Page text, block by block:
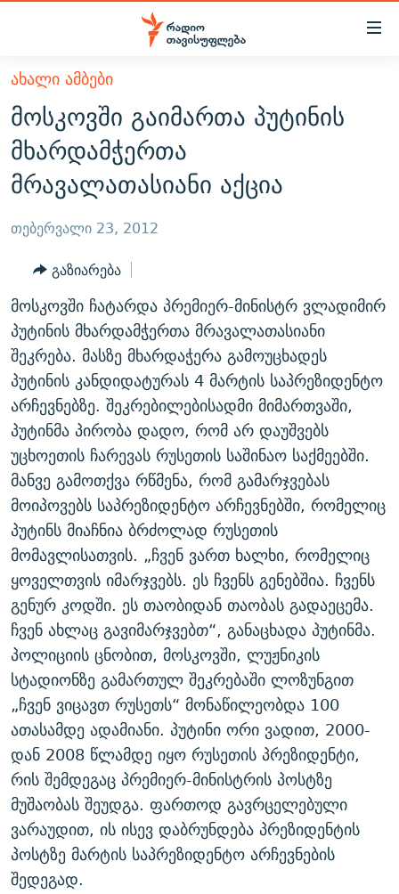
Accessibility
მთავარ
შინაარსზე
დაბრუნება
მთავარ
ნავიგაციაზე
დაბრუნება
ძიებაზე
ᲐᲮᲐᲚᲘ ᲐᲛᲑᲔᲑᲘ
ᲗᲔᲛᲔᲑᲘ
ᲞᲝᲚᲘᲢᲘᲙᲐ
ᲔᲙᲝᲜᲝᲛᲘᲙᲐ
ᲡᲐᲖᲝᲒᲐᲓᲝᲔᲑᲐ
ᲕᲘᲓᲔᲝ
ᲑᲚᲝᲒᲔᲑᲘ
ᲞᲝᲓᲙᲐᲡᲢᲔᲑᲘ
60 ᲓᲔᲪᲘᲑᲔᲚᲘ
ᲒᲐᲜᲙᲘᲗᲮᲕᲘᲡ ᲓᲦᲔ
ᲓᲘᲚᲘᲡ ᲡᲐᲣᲑᲠᲔᲑᲘ
ᲛᲝᲚᲐᲞᲐᲠᲐᲙᲔ ᲢᲔᲥᲡᲢᲔᲑᲘ
ᲨᲘᲜ - ᲣᲪᲮᲝᲔᲗᲨᲘ
ᲚᲘᲢᲔᲠᲐᲢᲣᲠᲣᲚᲘ ᲬᲐᲮᲜᲐᲒᲔᲑᲘ
ᲐᲛᲔᲠᲘᲙᲣᲚᲘ ᲛᲝᲗᲮᲠᲝᲑᲐ
ᲘᲛᲞᲔᲠᲘᲐ ᲓᲐ ᲠᲐᲓᲘᲝ
ᲤᲔᲜᲝᲕᲐᲜᲘ - 2.10
ᲗᲥᲕᲔᲜᲘ ᲞᲣᲑᲚᲘᲙᲐᲪᲘᲔᲑᲘ
ᲞᲠᲝᲔᲥᲢᲔᲑᲘ
ᲣᲙᲠᲐᲘᲜᲐᲨᲘ ᲓᲐᲦᲣᲞᲣᲚᲘ ᲥᲐᲠᲗᲕᲔᲚᲘ ᲛᲔᲑᲠᲫᲝᲚᲔᲑᲘ - 2022
ᲓᲐᲛᲝᲣᲙᲘᲓᲔᲑᲚᲝᲑᲘᲡ 100 ᲬᲔᲚᲘ
ᲩᲔᲛᲘ ᲡᲘᲙᲕᲓᲘᲚᲘᲡ ᲛᲘᲖᲔᲖᲘᲐ COVID-19
11 ᲬᲔᲚᲘ - 11 ᲐᲛᲑᲐᲕᲘ
ᲡᲐᲞᲐᲠᲚᲐᲛᲔᲜᲢᲝ ᲐᲠᲩᲔᲕᲜᲔᲑᲘᲡ ᲘᲡᲢᲝᲠᲘᲐ
ᲑᲐᲕᲨᲕᲔᲑᲘ ᲞᲠᲝᲡᲢᲘᲢᲣᲪᲘᲐᲨᲘ - ᲐᲛᲝᲣᲗᲥᲛᲔᲚᲘ ᲐᲛᲑᲐᲕᲘ
5 ᲐᲛᲑᲐᲕᲘ - 20 ᲘᲕᲜᲘᲡᲡ ᲓᲐᲨᲐᲕᲔᲑᲣᲚᲔᲑᲘ
ᲐᲒᲕᲘᲡᲢᲝᲡ ᲝᲛᲘ
ПРИВЕТ ᲙᲣᲚᲢᲣᲠᲐ
ЭХО КАВКАЗА
ᲒᲐᲛᲝᲘᲬᲔᲠᲔ
რთე/რთ-ის ყველა საიტი
ᲐᲮᲐᲚᲘ ᲐᲛᲑᲔᲑᲘ
მოსკოვში გაიმართა პუტინის
მხარდამჭერთა
მრავალათასიანი აქცია
თებერვალი 23, 2012
გაზიარება
მოსკოვში ჩატარდა პრემიერ-მინისტრ ვლადიმირ
პუტინის მხარდამჭერთა მრავალათასიანი
შეკრება. მასზე მხარდაჭერა გამოუცხადეს
პუტინის კანდიდატურას 4 მარტის საპრეზიდენტო
არჩევნებზე. შეკრებილებისადმი მიმართვაში,
პუტინმა პირობა დადო, რომ არ დაუშვებს
უცხოეთის ჩარევას რუსეთის საშინაო საქმეებში.
მანვე გამოთქვა რწმენა, რომ გამარჯვებას
მოიპოვებს საპრეზიდენტო არჩევნებში, რომელიც
პუტინს მიაჩნია ბრძოლად რუსეთის
მომავლისათვის. „ჩვენ ვართ ხალხი, რომელიც
ყოველთვის იმარჯვებს. ეს ჩვენს გენებშია. ჩვენს
გენურ კოდში. ეს თაობიდან თაობას გადაეცემა.
ჩვენ ახლაც გავიმარჯვებთ“, განაცხადა პუტინმა.
პოლიციის ცნობით, მოსკოვში, ლუჟნიკის
სტადიონზე გამართულ შეკრებაში ლოზუნგით
„ჩვენ ვიცავთ რუსეთს“ მონაწილეობდა 100
ათასამდე ადამიანი. პუტინი ორი ვადით, 2000-
დან 2008 წლამდე იყო რუსეთის პრეზიდენტი,
რის შემდეგაც პრემიერ-მინისტრის პოსტზე
მუშაობას შეუდგა. ფართოდ გავრცელებული
ვარაუდით, ის ისევ დაბრუნდება პრეზიდენტის
პოსტზე მარტის საპრეზიდენტო არჩევნების
შედეგად.